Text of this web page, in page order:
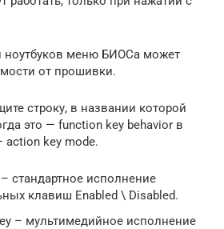
ноутбуков меню БИОСа может
от прошивки.
строку, в названии которой
это — function key behavior в
action key mode.
стандартное исполнение
клавиш Enabled \ Disabled.
– мультимедийное исполнение